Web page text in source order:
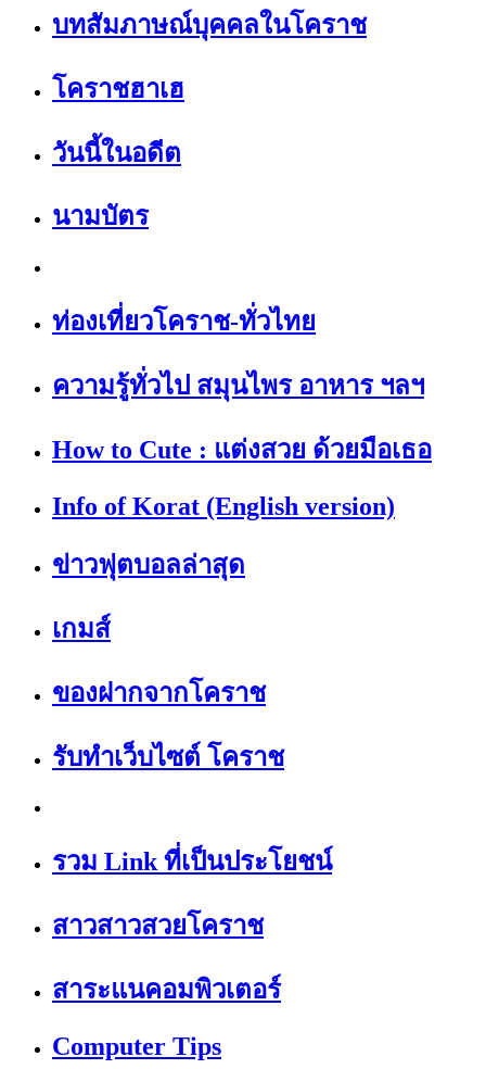
บทสัมภาษณ์บุคคลในโคราช
โคราชฮาเฮ
วันนี้ในอดีต
นามบัตร
ท่องเที่ยวโคราช-ทั่วไทย
ความรู้ทั่วไป สมุนไพร อาหาร ฯลฯ
How to Cute : แต่งสวย ด้วยมือเธอ
Info of Korat (English version)
ข่าวฟุตบอลล่าสุด
เกมส์
ของฝากจากโคราช
รับทำเว็บไซต์ โคราช
รวม Link ที่เป็นประโยชน์
สาวสาวสวยโคราช
สาระแนคอมพิวเตอร์
Computer Tips